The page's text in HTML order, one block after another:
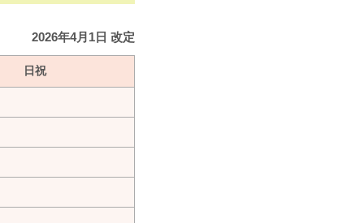
2026年4月1日 改定
日祝